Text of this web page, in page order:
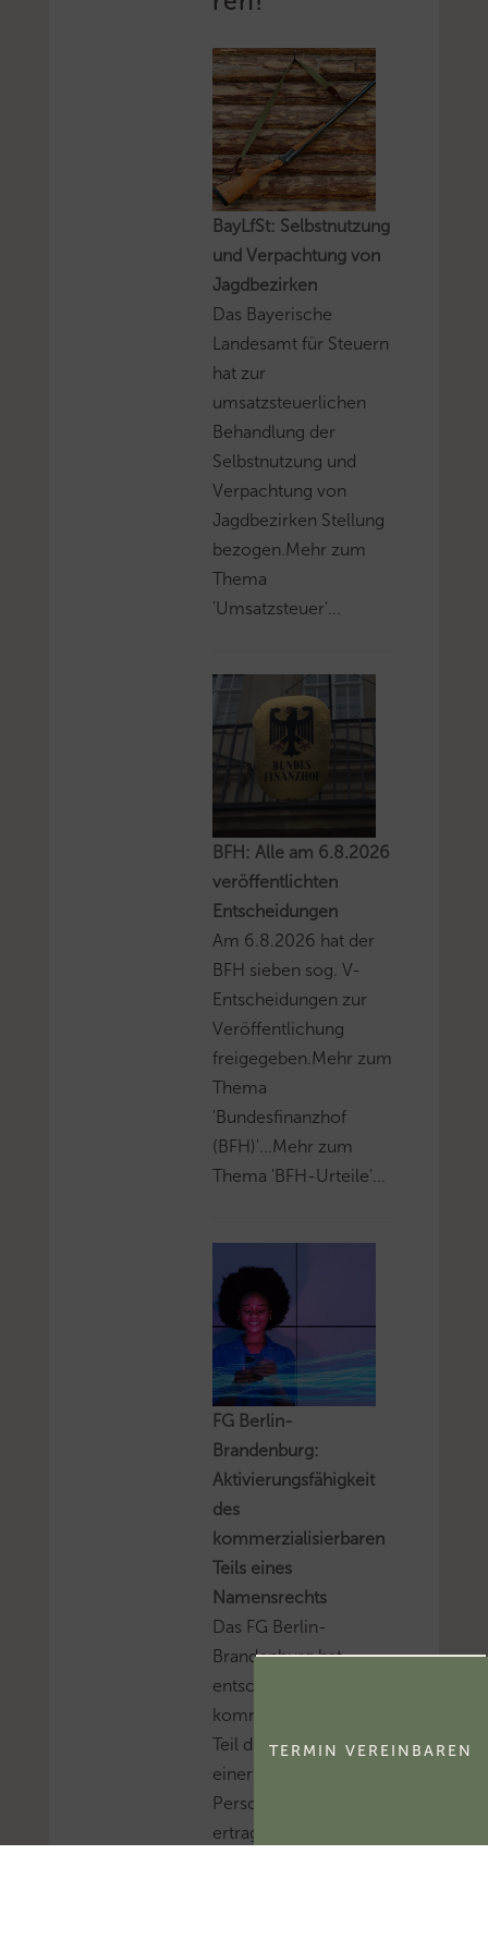
BayLfSt: Selbstnutzung
und Verpachtung von
Jagdbezirken
Das Bayerische
Landesamt für Steuern
hat zur
umsatzsteuerlichen
Behandlung der
Selbstnutzung und
Verpachtung von
Jagdbezirken Stellung
bezogen.Mehr zum
Thema
'Umsatzsteuer'...
BFH: Alle am 6.8.2026
veröffentlichten
Entscheidungen
Am 6.8.2026 hat der
BFH sieben sog. V-
Entscheidungen zur
Veröffentlichung
freigegeben.Mehr zum
Thema
'Bundesfinanzhof
(BFH)'...Mehr zum
Thema 'BFH-Urteile'...
FG Berlin-
Brandenburg:
Aktivierungsfähigkeit
des
kommerzialisierbaren
Teils eines
Namensrechts
Das FG Berlin-
Brandenburg hat
entschieden, dass der
kommerzialisierbare
Teil des Namensrechts
einer natürlichen
Person
ertragsteuerlich ein
TERMIN VEREINBAREN